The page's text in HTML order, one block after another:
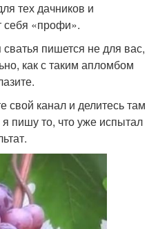
тех дачников и
себя «профи».
пишется не для вас,
как с таким апломбом
свой канал и делитесь там
пишу то, что уже испытал